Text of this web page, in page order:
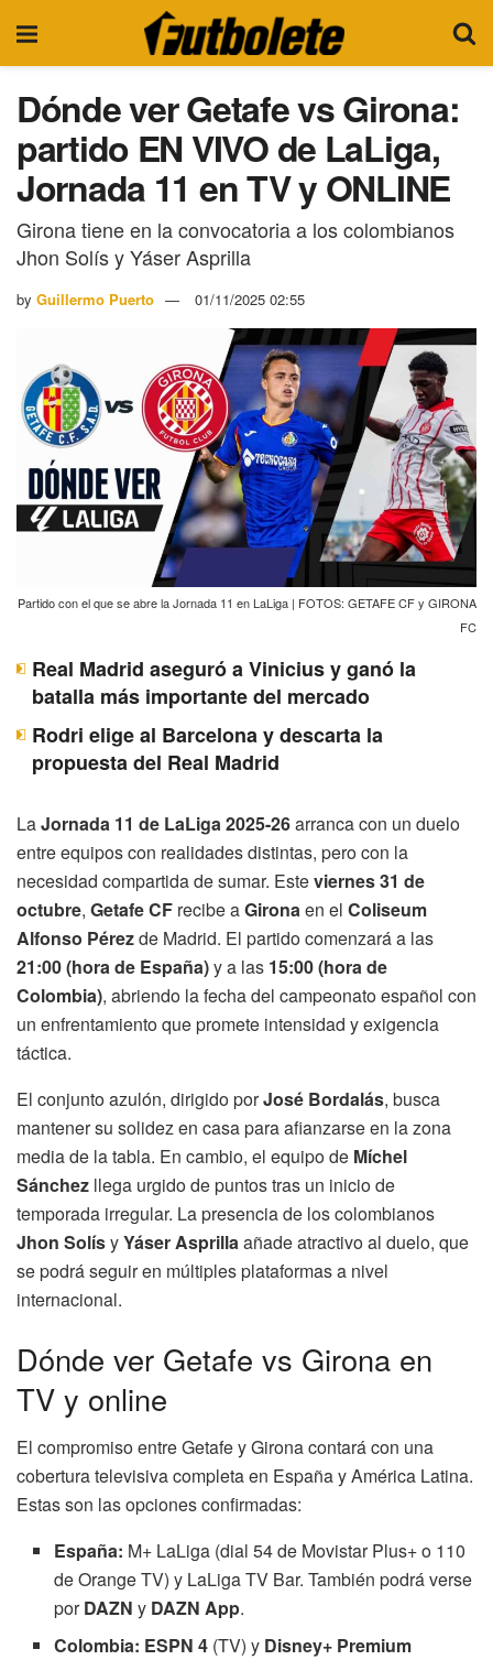
Dónde ver Getafe vs Girona:
partido EN VIVO de LaLiga,
Jornada 11 en TV y ONLINE
Girona tiene en la convocatoria a los colombianos
Jhon Solís y Yáser Asprilla
by Guillermo Puerto 01/11/2025 02:55
Partido con el que se abre la Jornada 11 en LaLiga | FOTOS: GETAFE CF y GIRONA
FC
Real Madrid aseguró a Vinicius y ganó la
batalla más importante del mercado
Rodri elige al Barcelona y descarta la
propuesta del Real Madrid
LaJornada 11 de LaLiga 2025-26arranca con un duelo
entre equipos con realidades distintas, pero con la
necesidad compartida de sumar. Esteviernes 31 de
octubre, Getafe CF recibe aGironaen el Coliseum
Alfonso Pérezde Madrid. El partido comenzará a las
21:00 (hora de España)y a las 15:00 (hora de
Colombia), abriendo la fecha del campeonato español con
un enfrentamiento que promete intensidad y exigencia
táctica.
El conjunto azulón, dirigido porJosé Bordalás, busca
mantener su solidez en casa para afianzarse en la zona
media de la tabla. En cambio, el equipo de Míchel
Sánchez llega urgido de puntos tras un inicio de
temporada irregular. La presencia de los colombianos
Jhon SolísyYáser Asprillaañade atractivo al duelo, que
se podrá seguir en múltiples plataformas a nivel
internacional.
Dónde ver Getafe vs Girona en
TV y online
El compromiso entre Getafe y Girona contará con una
cobertura televisiva completa en España y América Latina.
Estas son las opciones confirmadas:
España: M+ LaLiga (dial 54 de Movistar Plus+ o 110
de Orange TV) y LaLiga TV Bar. También podrá verse
porDAZN y DAZN App.
Colombia: ESPN 4 (TV) y Disney+ Premium